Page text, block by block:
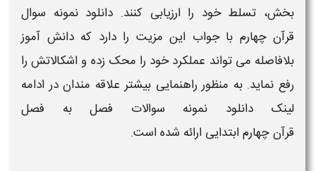
بخش، تسلط خود را ارزیابی کنند. دانلود نمونه سوال
قرآن چهارم با جواب این مزیت را دارد که دانش آموز
بلافاصله می تواند عملکرد خود را محک زده و اشکالاتش را
رفع نماید. به منظور راهنمایی بیشتر علاقه مندان در ادامه
لینک دانلود نمونه سوالات فصل به فصل
قرآن چهارم ابتدایی ارائه شده است.